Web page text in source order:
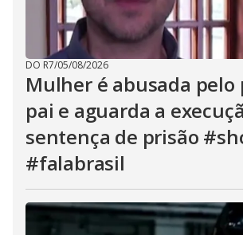
DO R7/05/08/2026
Mulher é abusada pelo
pai e aguarda a
sentença de prisão
#falabrasil